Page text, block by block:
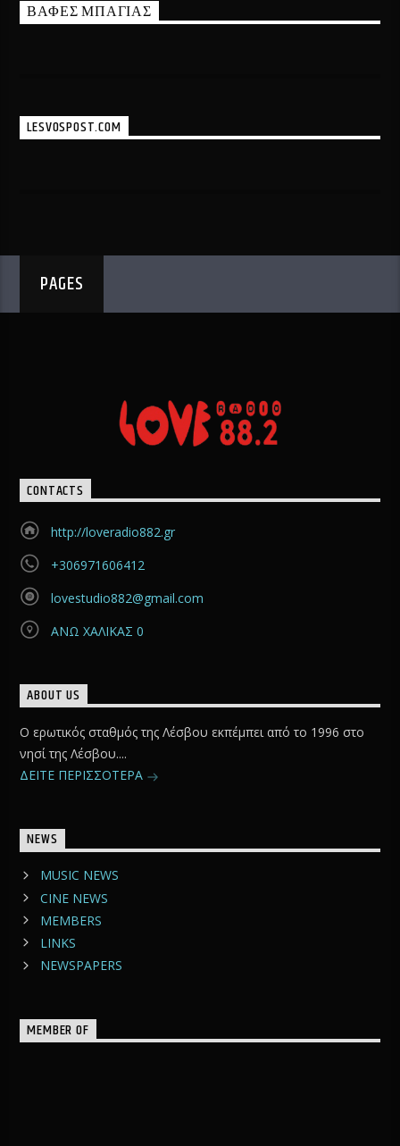
ΒΑΦΕΣ ΜΠΑΓΙΑΣ
LESVOSPOST.COM
PAGES
CONTACTS
http://loveradio882.gr
+306971606412
lovestudio882@gmail.com
ΑΝΩ ΧΑΛΙΚΑΣ 0
ABOUT US
Ο ερωτικός σταθμός της Λέσβου εκπέμπει από το 1996 στο
νησί της Λέσβου....
ΔΕΙΤΕ ΠΕΡΙΣΣΟΤΕΡΑ
NEWS
MUSIC NEWS
CINE NEWS
MEMBERS
LINKS
NEWSPAPERS
MEMBER OF